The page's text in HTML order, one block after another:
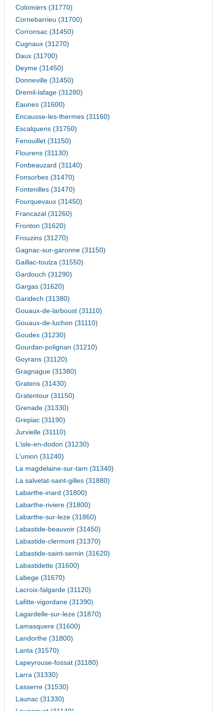
Colomiers (31770)
Cornebarrieu (31700)
Corronsac (31450)
Cugnaux (31270)
Daux (31700)
Deyme (31450)
Donneville (31450)
Dremil-lafage (31280)
Eaunes (31600)
Encausse-les-thermes (31160)
Escalquens (31750)
Fenouillet (31150)
Flourens (31130)
Fonbeauzard (31140)
Fonsorbes (31470)
Fontenilles (31470)
Fourquevaux (31450)
Francazal (31260)
Fronton (31620)
Frouzins (31270)
Gagnac-sur-garonne (31150)
Gaillac-toulza (31550)
Gardouch (31290)
Gargas (31620)
Garidech (31380)
Gouaux-de-larboust (31110)
Gouaux-de-luchon (31110)
Goudex (31230)
Gourdan-polignan (31210)
Goyrans (31120)
Gragnague (31380)
Gratens (31430)
Gratentour (31150)
Grenade (31330)
Grepiac (31190)
Jurvielle (31110)
L'isle-en-dodon (31230)
L'union (31240)
La magdelaine-sur-tarn (31340)
La salvetat-saint-gilles (31880)
Labarthe-inard (31800)
Labarthe-riviere (31800)
Labarthe-sur-leze (31860)
Labastide-beauvoir (31450)
Labastide-clermont (31370)
Labastide-saint-sernin (31620)
Labastidette (31600)
Labege (31670)
Lacroix-falgarde (31120)
Lafitte-vigordane (31390)
Lagardelle-sur-leze (31870)
Lamasquere (31600)
Landorthe (31800)
Lanta (31570)
Lapeyrouse-fossat (31180)
Larra (31330)
Lasserre (31530)
Launac (31330)